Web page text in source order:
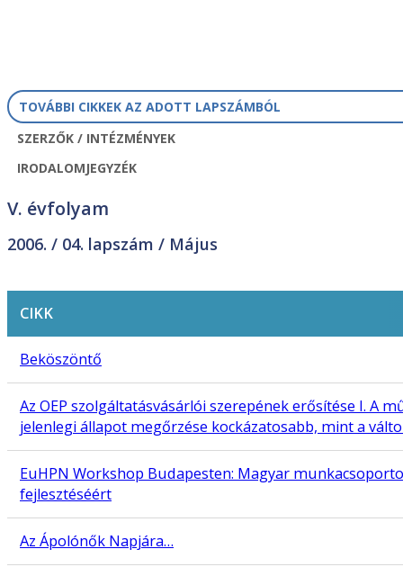
TOVÁBBI CIKKEK AZ ADOTT LAPSZÁMBÓL
SZERZŐK / INTÉZMÉNYEK
IRODALOMJEGYZÉK
V. évfolyam
2006. / 04. lapszám / Május
CIKK
Beköszöntő
Az OEP szolgáltatásvásárlói szerepének erősítése I. A
jelenlegi állapot megőrzése kockázatosabb, mint a
EuHPN Workshop Budapesten: Magyar
fejlesztéséért
Az Ápolónők Napjára…